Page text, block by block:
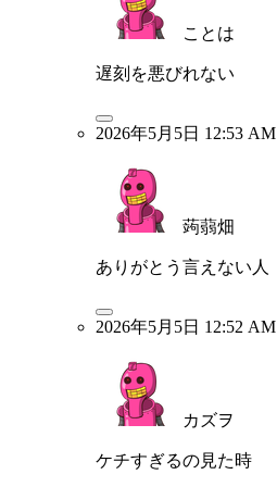
ことは
遅刻を悪びれない
2026年5月5日 12:53 AM
蒟蒻畑
ありがとう言えない人
2026年5月5日 12:52 AM
カズヲ
ケチすぎるの見た時